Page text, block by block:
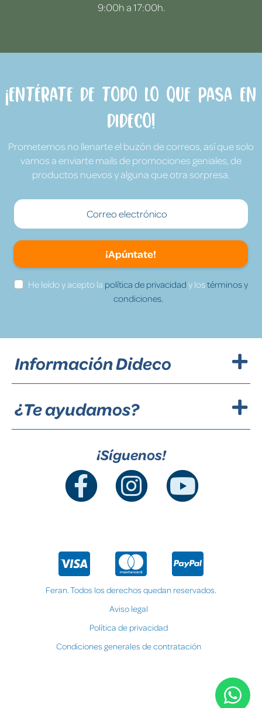
9:00h a 17:00h.
¡Entérate de todo lo que pasa en
Dideco!
Prometemos no llenarte el buzón de correos, así que solo
vamos a enviarte mails de promociones geniales, de
productos nuevos y alguna que otra sorpresa.
¡Apúntate!
He leído y acepto la política de privacidad y lostérminos y
condiciones.
Información Dideco
¿Te ayudamos?
¡Síguenos!
Feran. Todos los derechos quedan reservados.
Aviso legal
Política de privacidad
Condiciones generales de contratación